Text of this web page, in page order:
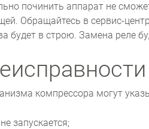
починить аппарат не
Обращайтесь в сервис-
будет в строю. Замена реле
компрессора могут
запускается;